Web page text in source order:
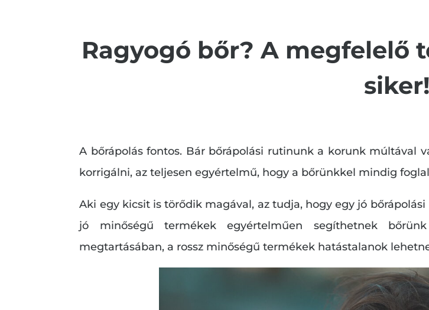
Ragyogó bőr? A megfelelő
siker!
A bőrápolás fontos. Bár bőrápolási rutinunk a korunk múltával
korrigálni, az teljesen egyértelmű, hogy a bőrünkkel mindig
Aki egy kicsit is törődik magával, az tudja, hogy egy jó
jó minőségű termékek egyértelműen segíthetnek bőrünk
megtartásában, a rossz minőségű termékek hatástalanok